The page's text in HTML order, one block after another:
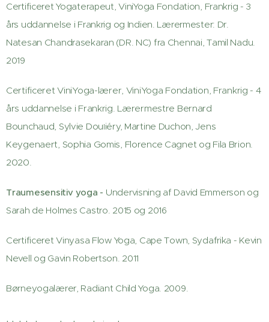
Certificeret Yogaterapeut, ViniYoga Fondation, Frankrig - 3
års uddannelse i Frankrig og Indien. Lærermester: Dr.
Natesan Chandrasekaran (DR. NC) fra Chennai, Tamil Nadu.
2019
Certificeret ViniYoga-lærer, ViniYoga Fondation, Frankrig - 4
års uddannelse i Frankrig. Lærermestre Bernard
Bounchaud, Sylvie Douliéry, Martine Duchon, Jens
Keygenaert, Sophia Gomis, Florence Cagnet og Fila Brion.
2020.
Traumesensitiv yoga - Undervisning af David Emmerson og
Sarah de Holmes Castro. 2015 og 2016
Certificeret Vinyasa Flow Yoga, Cape Town, Sydafrika - Kevin
Nevell og Gavin Robertson. 2011
Børneyogalærer, Radiant Child Yoga. 2009.